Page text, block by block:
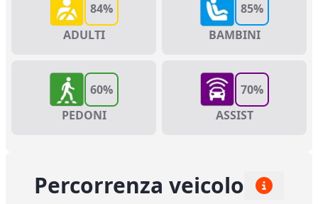
84%
ADULTI
85%
BAMBINI
60%
PEDONI
70%
ASSIST
Percorrenza veicolo